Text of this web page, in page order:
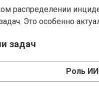
распределении
Это особенно
задач
Роль ИИ